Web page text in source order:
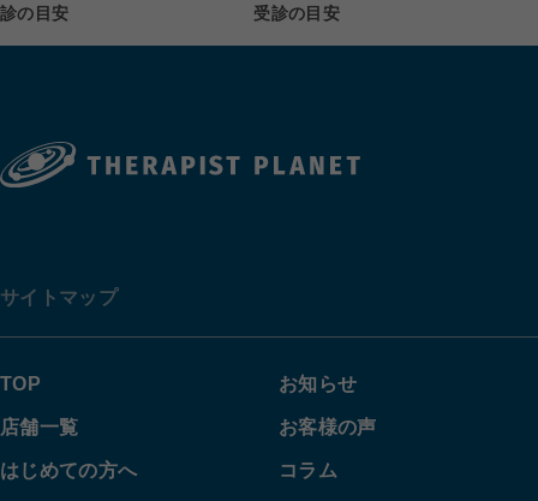
診の目安
受診の目安
サイトマップ
TOP
店舗一覧
はじめての方へ
お知らせ
お客様の声
コラム